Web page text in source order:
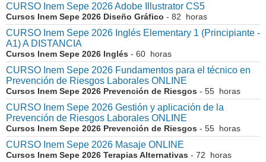
CURSO Inem Sepe 2026 Adobe Illustrator CS5
Cursos Inem Sepe 2026 Diseño Gráfico - 82 horas
CURSO Inem Sepe 2026 Inglés Elementary 1 (Principiante -
A1) A DISTANCIA
Cursos Inem Sepe 2026 Inglés - 60 horas
CURSO Inem Sepe 2026 Fundamentos para el técnico en
Prevención de Riesgos Laborales ONLINE
Cursos Inem Sepe 2026 Prevención de Riesgos - 55 horas
CURSO Inem Sepe 2026 Gestión y aplicación de la
Prevención de Riesgos Laborales ONLINE
Cursos Inem Sepe 2026 Prevención de Riesgos - 55 horas
CURSO Inem Sepe 2026 Masaje ONLINE
Cursos Inem Sepe 2026 Terapias Alternativas - 72 horas